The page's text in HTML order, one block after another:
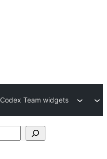
Codex Team widgets